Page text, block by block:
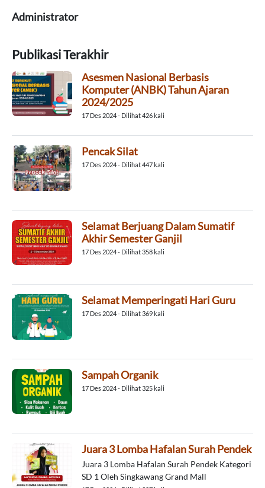
Administrator
Publikasi Terakhir
Asesmen Nasional Berbasis
Komputer (ANBK) Tahun Ajaran
2024/2025
17 Des 2024 - Dilihat 426 kali
Pencak Silat
17 Des 2024 - Dilihat 447 kali
Selamat Berjuang Dalam Sumatif
Akhir Semester Ganjil
17 Des 2024 - Dilihat 358 kali
Selamat Memperingati Hari Guru
17 Des 2024 - Dilihat 369 kali
Sampah Organik
17 Des 2024 - Dilihat 325 kali
Juara 3 Lomba Hafalan Surah Pendek
Juara 3 Lomba Hafalan Surah Pendek Kategori
SD 1 Oleh Singkawang Grand Mall